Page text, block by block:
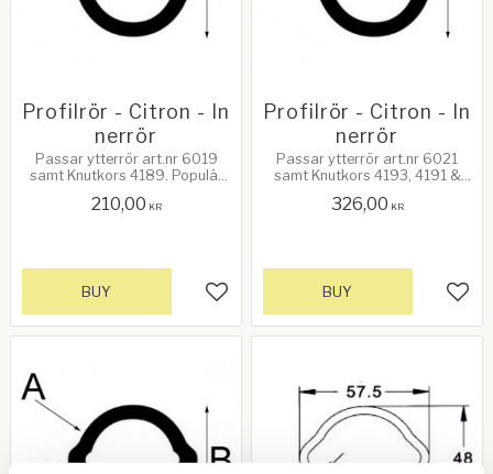
Profilrör - Citron - In
nerrör
Passar ytterrör art.nr 6019
samt Knutkors 4189. Populär
A: Godstjocklek 3,4mm B: Höjd
210,00 KR
Add to favorites
BUY
Profilrör - Citron - In
nerrör
Passar ytterrör art.nr 6021
samt Knutkors 4193, 4191 &
Längd: 1 meter. A: Godstjocklek
326,00 KR
BUY